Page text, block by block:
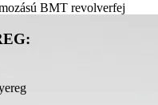
BMT revolverfej